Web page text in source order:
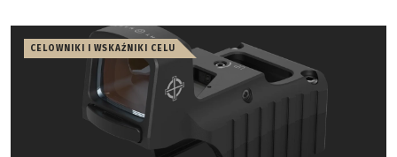
CELOWNIKI I WSKAŹNIKI CELU